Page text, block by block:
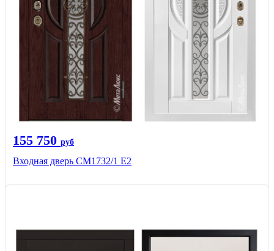
155 750 руб
Входная дверь СМ1732/1 Е2